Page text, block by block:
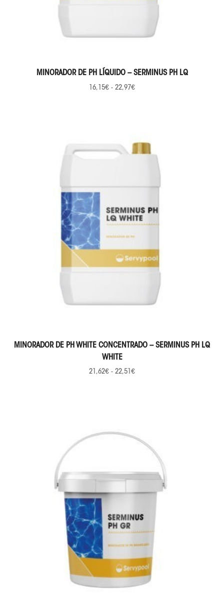
SELECCIONAR OPCIONES
MINORADOR DE PH LÍQUIDO – SERMINUS PH LQ
16,15€ - 22,97€
SELECCIONAR OPCIONES
MINORADOR DE PH WHITE CONCENTRADO – SERMINUS PH LQ
WHITE
21,62€ - 22,51 €